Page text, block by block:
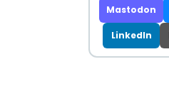
Mastodon
LinkedIn